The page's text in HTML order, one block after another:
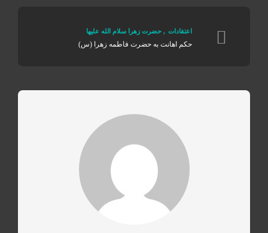
اعتقادات , حضرت زهرا سلام الله علیها
حکم اهانت به حضرت فاطمه زهرا (س)